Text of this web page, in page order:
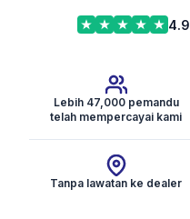
4.9
Lebih 47,000 pemandu
telah mempercayai kami
Tanpa lawatan ke dealer